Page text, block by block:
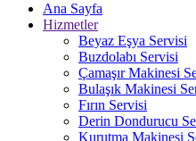
Ana Sayfa
Hizmetler
Beyaz Eşya Servisi
Buzdolabı Servisi
Çamaşır Makinesi
Bulaşık Makinesi
Fırın Servisi
Derin Dondurucu
Kurutma Makinesi